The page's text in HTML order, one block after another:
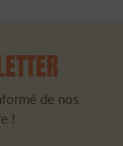
de nos
!